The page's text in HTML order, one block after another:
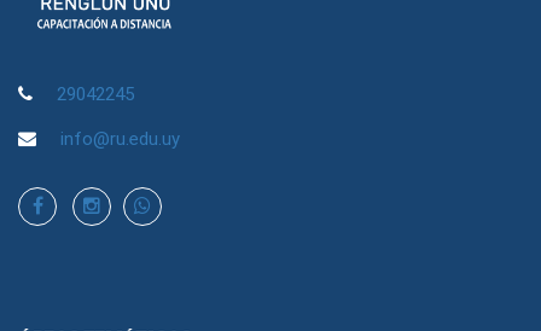
29042245
info@ru.edu.uy